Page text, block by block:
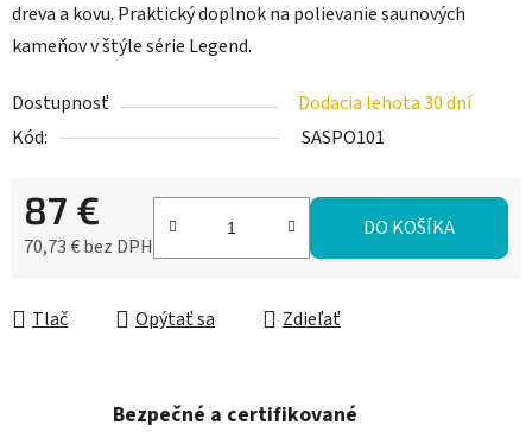
dreva a kovu. Praktický doplnok na polievanie saunových
kameňov v štýle série Legend.
Dostupnosť
Dodacia lehota 30 dní
Kód:
SASPO101
87 €
70,73 € bez DPH
DO KOŠÍKA
Tlač Opýtať sa Zdieľať
Bezpečné a certifikované